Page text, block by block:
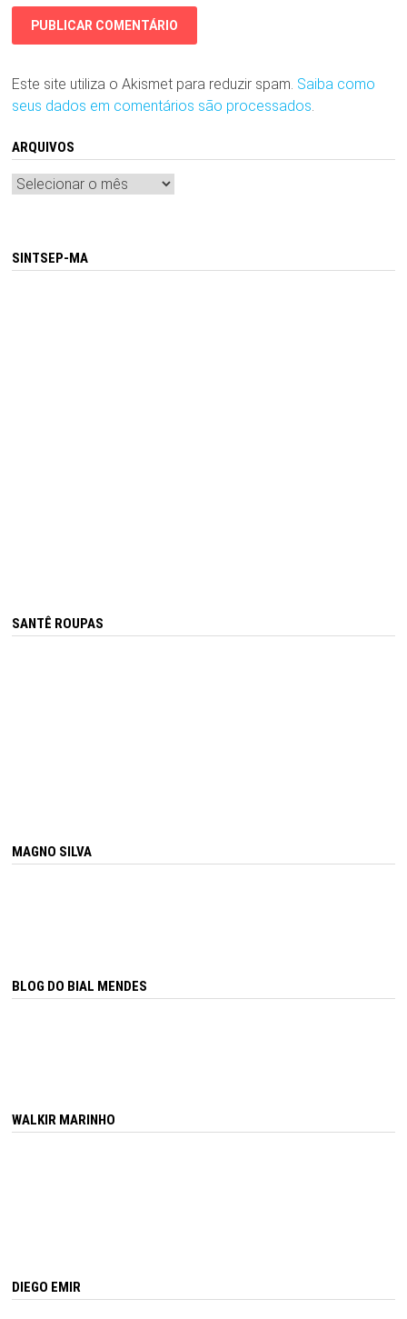
Este site utiliza o Akismet para reduzir spam. Saiba como
seus dados em comentários são processados.
ARQUIVOS
Arquivos
SINTSEP-MA
SANTÊ ROUPAS
MAGNO SILVA
BLOG DO BIAL MENDES
WALKIR MARINHO
DIEGO EMIR